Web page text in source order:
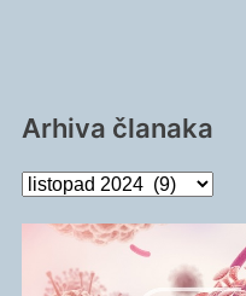
Arhiva članaka
Arhiva